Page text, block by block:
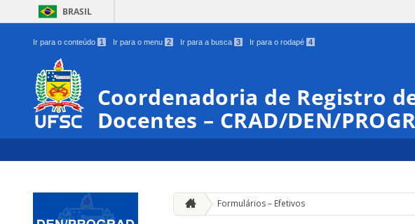
BRASIL
Ir para o conteúdo 1 Ir para o menu 2 Ir para a busca 3 Ir para o rodapé 4
Coordenadoria de Registro
Docentes – CRAD/DEN/
Formulários – Efetivos